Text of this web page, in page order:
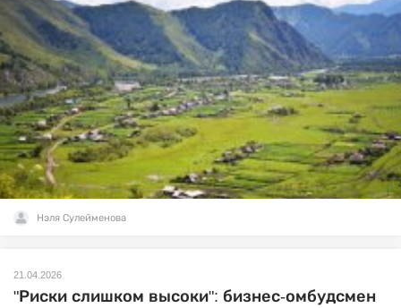
Нэля Сулейменова
21.04.2026
"Риски слишком высоки": бизнес-омбудсмен